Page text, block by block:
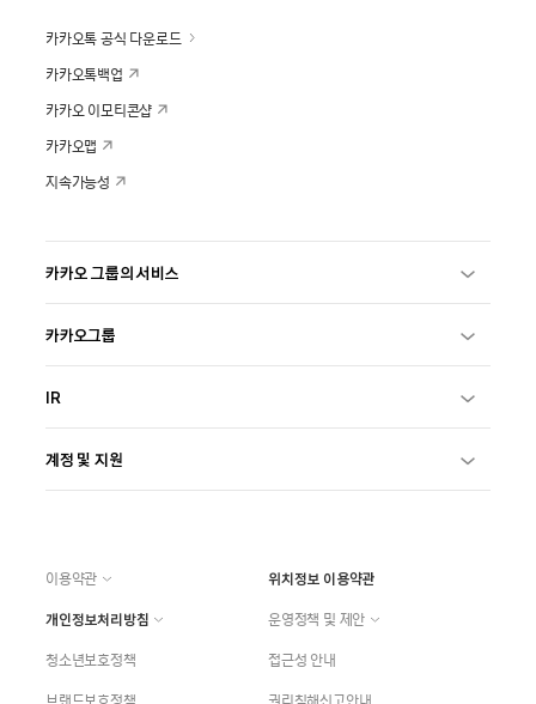
카카오톡 공식 다운로드
카카오톡백업
카카오 이모티콘샵
카카오맵
지속가능성
카카오 그룹의 서비스
카카오그룹
IR
계정 및 지원
이용약관
위치정보 이용약관
개인정보처리방침
운영정책 및 제안
청소년보호정책
접근성 안내